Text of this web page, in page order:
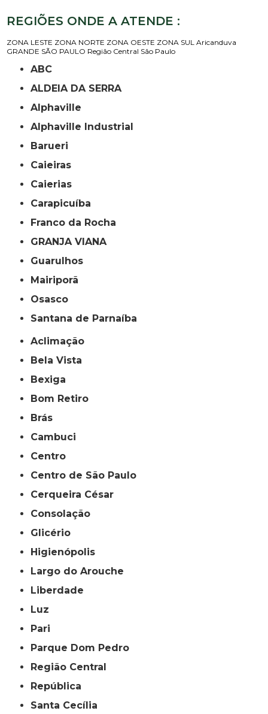
REGIÕES ONDE A ATENDE :
ZONA LESTE ZONA NORTE ZONA OESTE ZONA SUL Aricanduva
GRANDE SÃO PAULO Região Central São Paulo
ABC
ALDEIA DA SERRA
Alphaville
Alphaville Industrial
Barueri
Caieiras
Caierias
Carapicuíba
Franco da Rocha
GRANJA VIANA
Guarulhos
Mairiporã
Osasco
Santana de Parnaíba
Aclimação
Bela Vista
Bexiga
Bom Retiro
Brás
Cambuci
Centro
Centro de São Paulo
Cerqueira César
Consolação
Glicério
Higienópolis
Largo do Arouche
Liberdade
Luz
Pari
Parque Dom Pedro
Região Central
República
Santa Cecília